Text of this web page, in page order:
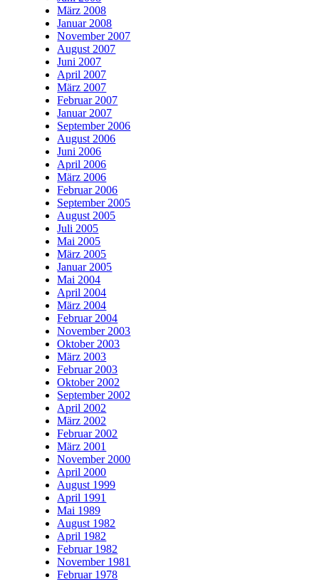
März 2008
Januar 2008
November 2007
August 2007
Juni 2007
April 2007
März 2007
Februar 2007
Januar 2007
September 2006
August 2006
Juni 2006
April 2006
März 2006
Februar 2006
September 2005
August 2005
Juli 2005
Mai 2005
März 2005
Januar 2005
Mai 2004
April 2004
März 2004
Februar 2004
November 2003
Oktober 2003
März 2003
Februar 2003
Oktober 2002
September 2002
April 2002
März 2002
Februar 2002
März 2001
November 2000
April 2000
August 1999
April 1991
Mai 1989
August 1982
April 1982
Februar 1982
November 1981
Februar 1978